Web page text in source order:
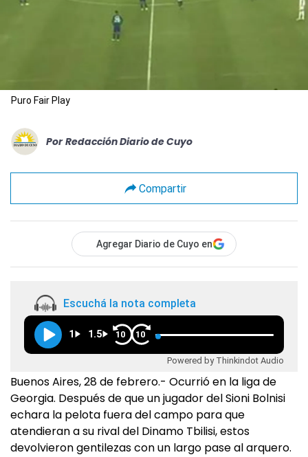
Puro Fair Play
Por Redacción Diario de Cuyo
Compartir
Agregar Diario de Cuyo en
Escuchá la nota completa
1 1.5 10 10
Powered by Thinkindot Audio
Buenos Aires, 28 de febrero.- Ocurrió en la liga de
Georgia. Después de que un jugador del Sioni Bolnisi
echara la pelota fuera del campo para que
atendieran a su rival del Dinamo Tbilisi, estos
devolvieron gentilezas con un largo pase al arquero.